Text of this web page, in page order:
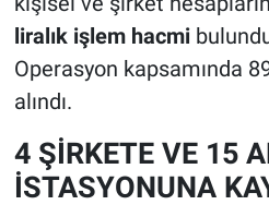
liralık işlem hacmi
Operasyon kapsamında
alındı.
4 ŞİRKETE VE 15
İSTASYONUNA